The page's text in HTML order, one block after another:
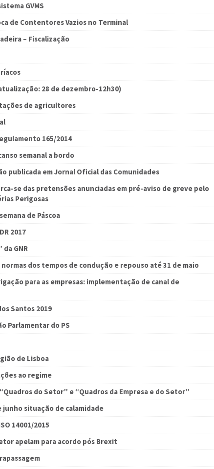
GVMS
de Contentores Vazios no Terminal
– Fiscalização
28 de dezembro-12h30)
de agricultores
165/2014
semanal a bordo
publicada em Jornal Oficial das Comunidades
se das pretensões anunciadas em pré-aviso de greve pelo
Perigosas
de Páscoa
2017
GNR
dos tempos de condução e repouso até 31 de maio
para as empresas: implementação de canal de
Santos 2019
Parlamentar do PS
de Lisboa
ao regime
do Setor” e “Quadros da Empresa e do Setor”
situação de calamidade
14001/2015
apelam para acordo pós Brexit